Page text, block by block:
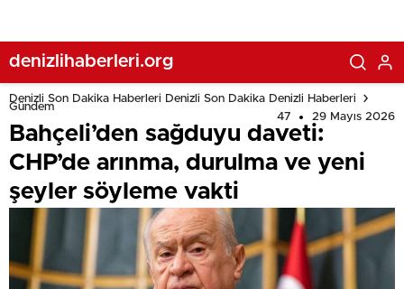
denizlihaberleri.org
Denizli Son Dakika Haberleri Denizli Son Dakika Denizli Haberleri
Gündem
47
29 Mayıs 2026
Bahçeli’den sağduyu daveti:
CHP’de arınma, durulma ve yeni
şeyler söyleme vakti